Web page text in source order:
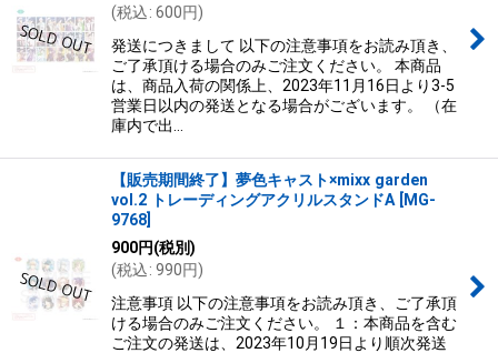
(税込: 600円)
発送につきまして 以下の注意事項をお読み頂き、
ご了承頂ける場合のみご注文ください。 本商品
は、商品入荷の関係上、2023年11月16日より3-5
営業日以内の発送となる場合がございます。 （在
庫内で出…
【販売期間終了】夢色キャスト×mixx garden
vol.2 トレーディングアクリルスタンドA
MG-
9768
900円(税別)
(税込: 990円)
注意事項 以下の注意事項をお読み頂き、ご了承頂
ける場合のみご注文ください。 １：本商品を含む
ご注文の発送は、2023年10月19日より順次発送